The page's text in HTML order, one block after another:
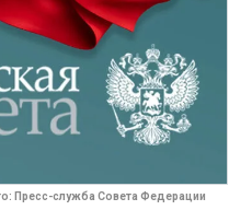
Пресс-служба Совета Федерации